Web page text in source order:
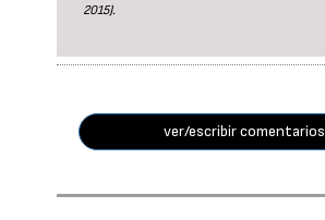
2015).
ver/escribir comentarios